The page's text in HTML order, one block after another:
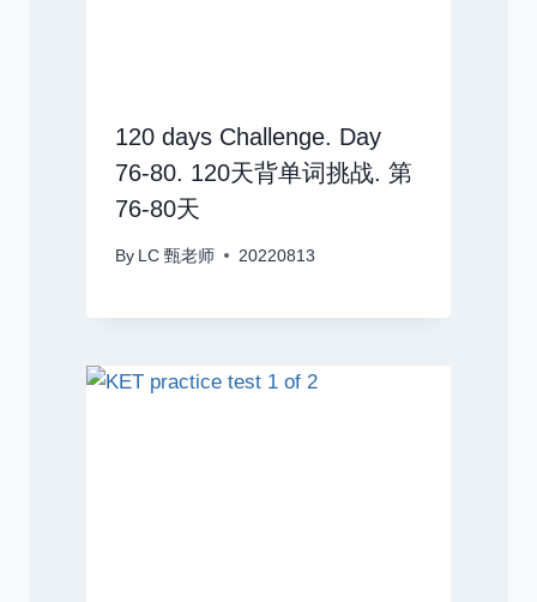
120 days Challenge. Day
76-80. 120天背单词挑战. 第
76-80天
By LC 甄老师 20220813